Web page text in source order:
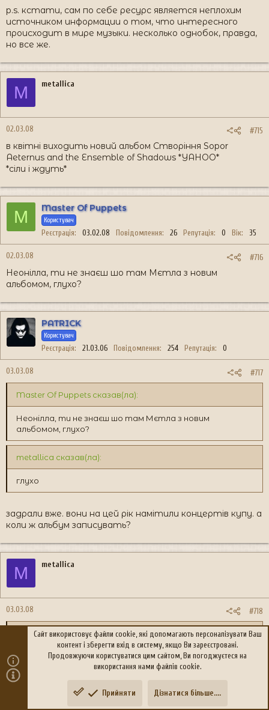
p.s. кстати, сам по себе ресурс является неплохим
источником информации о том, что интересного
происходит в мире музыки. несколько однобок, правда,
но все же.
M metallica
02.03.08 #715
в квітні виходить новий альбом Створіння Sopor
Aeternus and the Ensemble of Shadows *YAHOO*
*сіли і ждуть*
M Master Of Puppets
Користувач
Реєстрація 03.02.08 Повідомлення 26 Репутація 0 Вік 35
02.03.08 #716
Неонілла, ти не знаєш шо там Мєтла з новим
альбомом, глухо?
PATRICK
Користувач
Реєстрація 21.03.06 Повідомлення 254 Репутація 0
03.03.08 #717
Master Of Puppets сказав(ла):
Неонілла, ти не знаєш шо там Мєтла з новим
альбомом, глухо?
metallica сказав(ла):
глухо
задрали вже. вони на цей рік намітили концертів купу. а
коли ж альбум записувать?
M metallica
03.03.08 #718
PATRICK сказав(ла):
задрали вже. вони на цей рік намітили концертів купу. а
коли ж альбум записувать?
наскіко розумію, в цьому році випускають) тоісць, казали
шо вже записують матеріал, на мікшуванійо скоро піде))
Зверху
Сайт використовує файли cookie, які допомагають персоналізувати Ваш
контент і зберегти вхід в систему, якщо Ви зареєстровані.
Продовжуючи користуватися цим сайтом, Ви погоджуєтеся на
використання нами файлів cookie.
Прийняти Дізнатися більше....